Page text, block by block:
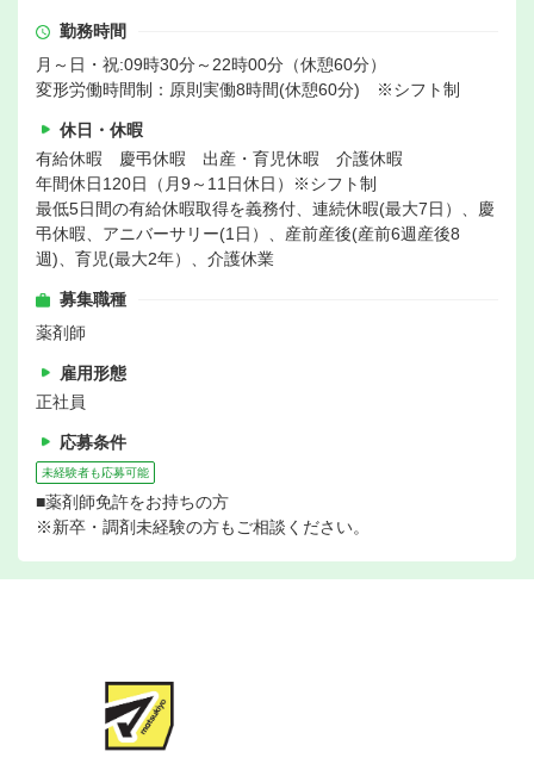
勤務時間
月～日・祝:09時30分～22時00分（休憩60分）
変形労働時間制：原則実働8時間(休憩60分) ※シフト制
休日・休暇
有給休暇 慶弔休暇 出産・育児休暇 介護休暇
年間休日120日（月9～11日休日）※シフト制
最低5日間の有給休暇取得を義務付、連続休暇(最大7日）、慶
弔休暇、アニバーサリー(1日）、産前産後(産前6週産後8
週)、育児(最大2年）、介護休業
募集職種
薬剤師
雇用形態
正社員
応募条件
未経験者も応募可能
■薬剤師免許をお持ちの方
※新卒・調剤未経験の方もご相談ください。